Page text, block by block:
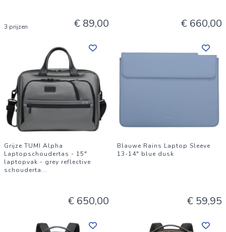
3 prijzen € 89,00 € 660,00
Grijze TUMI Alpha
Laptopschoudertas - 15"
laptopvak - grey reflective
schouderta...
€ 650,00
Blauwe Rains Laptop Sleeve
13-14" blue dusk
€ 59,95